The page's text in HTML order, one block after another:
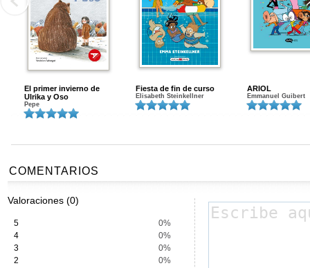
El primer invierno de
Ulrika y Oso
Pepe
Fiesta de fin de curso
Elisabeth Steinkellner
ARIOL
Emmanuel Guibert
COMENTARIOS
Valoraciones (0)
5
0%
4
0%
3
0%
2
0%